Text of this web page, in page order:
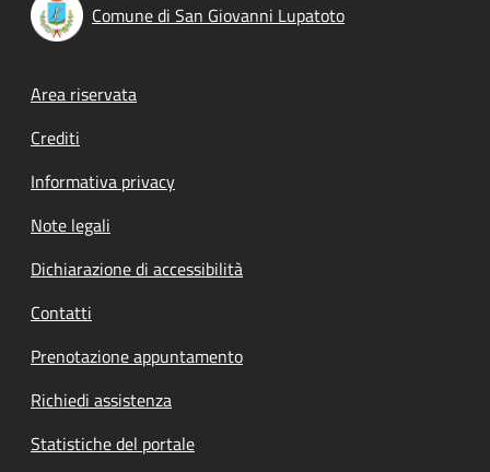
Comune di San Giovanni Lupatoto
Footer menu
Area riservata
Crediti
Informativa privacy
Note legali
Dichiarazione di accessibilità
Contatti
Prenotazione appuntamento
Richiedi assistenza
Statistiche del portale